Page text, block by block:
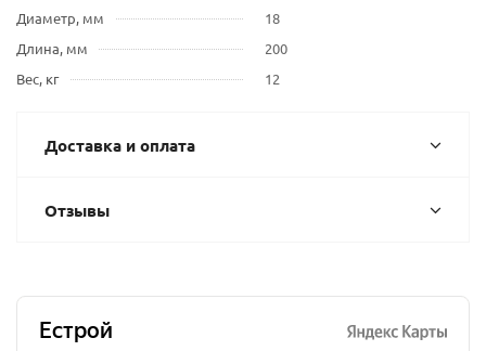
Диаметр, мм
18
Длина, мм
200
Вес, кг
12
Доставка и оплата
Отзывы